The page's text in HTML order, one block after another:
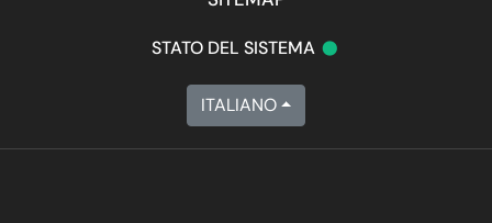
STATO DEL SISTEMA •
ITALIANO